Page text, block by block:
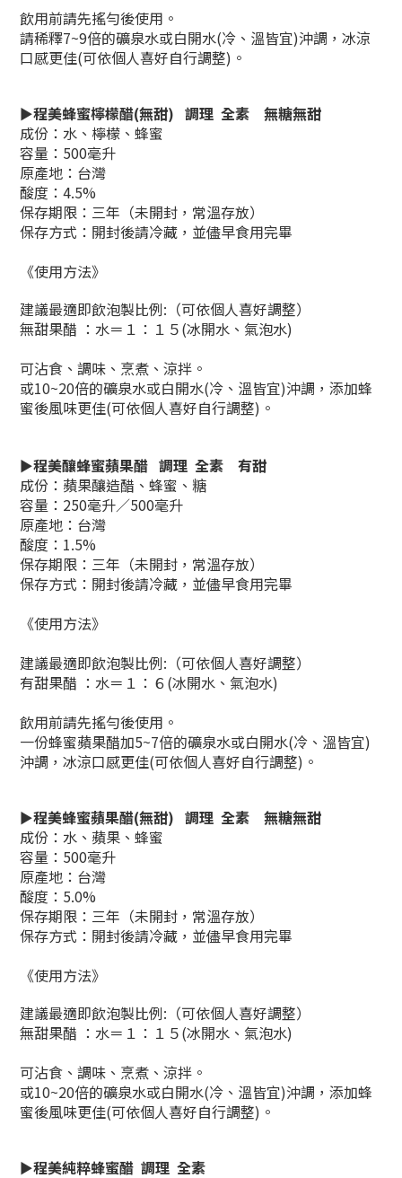
飲用前請先搖勻後使用。
請稀釋7~9倍的礦泉水或白開水(冷、溫皆宜)沖調，冰涼
口感更佳(可依個人喜好自行調整)。
►程美蜂蜜檸檬醋(無甜) 調理 全素 無糖無甜
成份：水、檸檬、蜂蜜
容量： 500毫升
原產地：台灣
酸度：4.5%
保存期限：三年（未開封，常溫存放）
保存方式：開封後請冷藏，並儘早食用完畢
《使用方法》
建議最適即飲泡製比例:（可依個人喜好調整）
無甜果醋 ：水＝１：１５(冰開水、氣泡水)
可沾食、調味、烹煮、涼拌。
或10~20倍的礦泉水或白開水(冷 、 溫皆宜)沖調，添加蜂
蜜後風味更佳(可依個人喜好自行調整)。
►程美釀蜂蜜蘋果醋 調理 全素 有甜
成份：蘋果釀造醋、蜂蜜、糖
容量：250毫升／500毫升
原產地：台灣
酸度： 1.5%
保存期限：三年（未開封，常溫存放）
保存方式：開封後請冷藏，並儘早食用完畢
《使用方法》
建議最適即飲泡製比例:（可依個人喜好調整）
有甜果醋 ：水＝１：６(冰開水、氣泡水)
飲用前請先搖勻後使用。
一份蜂蜜蘋果醋加5~7倍的礦泉水或白開水(冷、溫皆宜)
沖調，冰涼口感更佳(可依個人喜好自行調整)。
►程美蜂蜜蘋果醋(無甜) 調理 全素 無糖無甜
成份：水、蘋果、蜂蜜
容量： 500毫升
原產地：台灣
酸度：5.0%
保存期限：三年（未開封，常溫存放）
保存方式：開封後請冷藏，並儘早食用完畢
《使用方法》
建議最適即飲泡製比例:（可依個人喜好調整）
無甜果醋 ：水＝１：１５(冰開水、氣泡水)
可沾食、調味、烹煮、涼拌。
或10~20倍的礦泉水或白開水(冷 、 溫皆宜)沖調，添加蜂
蜜後風味更佳(可依個人喜好自行調整)。
►程美純粹蜂蜜醋 調理 全素